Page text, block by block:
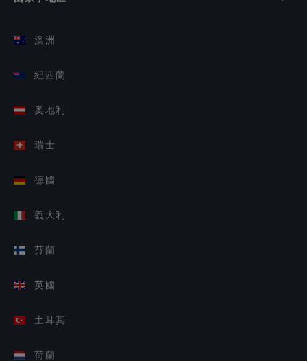
澳洲
紐西蘭
奧地利
瑞士
德國
義大利
芬蘭
英國
土耳其
荷蘭